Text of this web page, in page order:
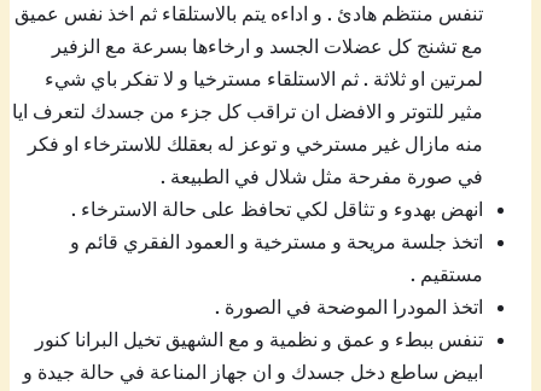
تنفس منتظم هادئ . و اداءه يتم بالاستلقاء ثم اخذ نفس عميق
مع تشنج كل عضلات الجسد و ارخاءها بسرعة مع الزفير
لمرتين او ثلاثة . ثم الاستلقاء مسترخيا و لا تفكر باي شيء
مثير للتوتر و الافضل ان تراقب كل جزء من جسدك لتعرف ايا
منه مازال غير مسترخي و توعز له بعقلك للاسترخاء او فكر
في صورة مفرحة مثل شلال في الطبيعة .
انهض بهدوء و تثاقل لكي تحافظ على حالة الاسترخاء .
اتخذ جلسة مريحة و مسترخية و العمود الفقري قائم و
مستقيم .
اتخذ المودرا الموضحة في الصورة .
تنفس ببطء و عمق و نظمية و مع الشهيق تخيل البرانا كنور
ابيض ساطع دخل جسدك و ان جهاز المناعة في حالة جيدة و